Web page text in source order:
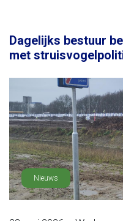
Dagelijks bestuur
met
Nieuws